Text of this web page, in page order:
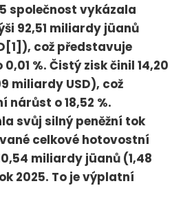
společnost vykázala
92,51 miliardy jüanů
což představuje
%. Čistý zisk činil 14,20
miliardy USD), což
nárůst o 18,52 %.
svůj silný peněžní tok
celkové hotovostní
miliardy jüanů (1,48
2025. To je výplatní